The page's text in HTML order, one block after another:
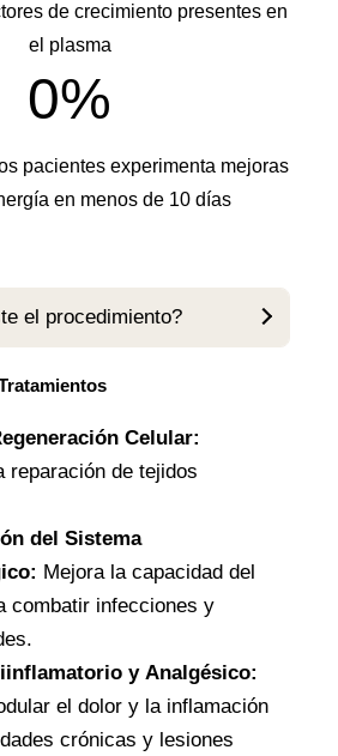
de crecimiento presentes en
el plasma
0%
pacientes experimenta mejoras
en menos de 10 días
el procedimiento?
Celular:
reparación de tejidos
del Sistema
Mejora la capacidad del
combatir infecciones y
y Analgésico:
el dolor y la inflamación
crónicas y lesiones